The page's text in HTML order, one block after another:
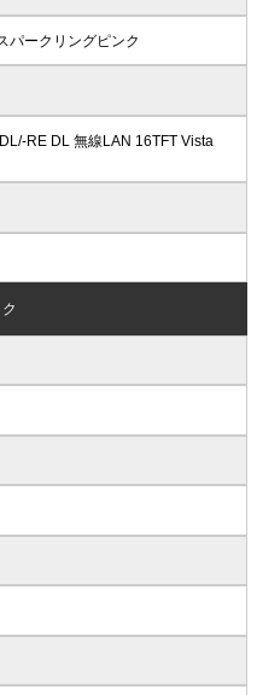
パークリングピンク
RE DL 無線LAN 16TFT Vista